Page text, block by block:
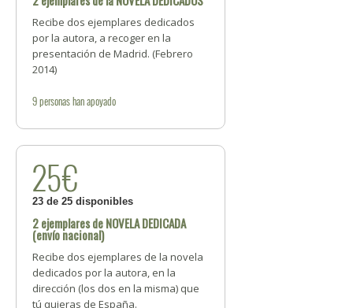
Recibe dos ejemplares dedicados
por la autora, a recoger en la
presentación de Madrid. (Febrero
2014)
9personashan apoyado
25€
23 de 25 disponibles
2 ejemplares de NOVELA DEDICADA
(envío nacional)
Recibe dos ejemplares de la novela
dedicados por la autora, en la
dirección (los dos en la misma) que
tú quieras de España.